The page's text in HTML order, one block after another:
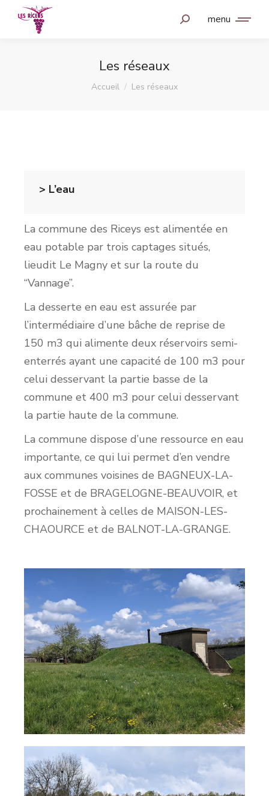
menu
Les réseaux
Vous êtes ici :
Accueil Les réseaux
> L’eau
La commune des Riceys est alimentée en
eau potable par trois captages situés,
lieudit Le Magny et sur la route du
“Vannage”.
La desserte en eau est assurée par
l’intermédiaire d’une bâche de reprise de
150 m3 qui alimente deux réservoirs semi-
enterrés ayant une capacité de 100 m3 pour
celui desservant la partie basse de la
commune et 400 m3 pour celui desservant
la partie haute de la commune.
La commune dispose d’une ressource en eau
importante, ce qui lui permet d’en vendre
aux communes voisines de BAGNEUX-LA-
FOSSE et de BRAGELOGNE-BEAUVOIR, et
prochainement à celles de MAISON-LES-
CHAOURCE et de BALNOT-LA-GRANGE.